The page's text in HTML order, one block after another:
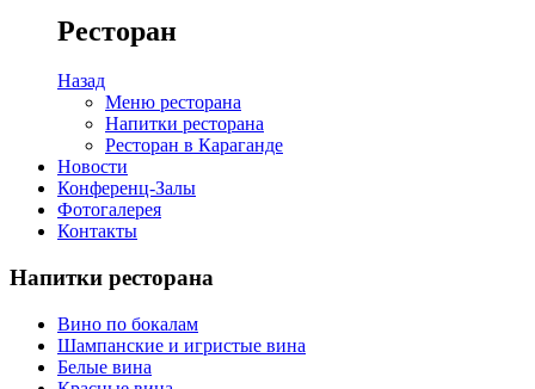
Ресторан
Назад
Меню ресторана
Напитки ресторана
Ресторан в Караганде
Новости
Конференц-Залы
Фотогалерея
Контакты
Напитки ресторана
Вино по бокалам
Шампанские и игристые вина
Белые вина